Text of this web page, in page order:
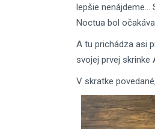
lepšie
Noctua bol
A tu prichádza asi
svojej prvej skrinke
V skratke